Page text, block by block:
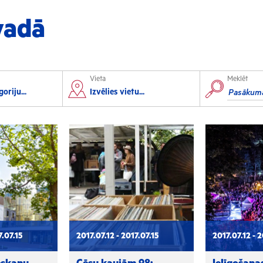
sports
sports
Radošās darbnīcas
Lekcijas
Vieta
Izvēlies vietu...
Meklēt
2017.07.12 - 2017.07.15 2017.07.12 -